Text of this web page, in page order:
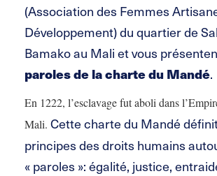
(Association des Femmes
Développement) du quartier de
Bamako au Mali et vous
paroles de la charte du Mandé.
En 1222, l’esclavage fut aboli dans
Mali. Cette charte du Mandé
principes des droits humains
« paroles »: égalité, justice,